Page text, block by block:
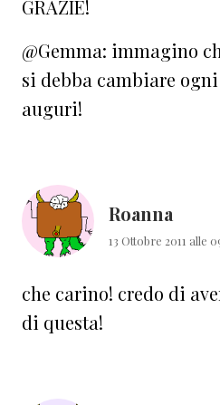
GRAZIE!
@Gemma: immagino
si debba cambiare
auguri!
Roanna
13 Ottobre 2011 alle
che carino! credo di
di questa!